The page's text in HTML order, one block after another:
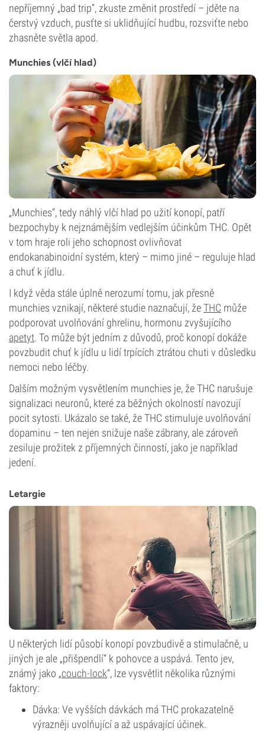
nepříjemný „bad trip“, zkuste změnit prostředí – jděte na
čerstvý vzduch, pusťte si uklidňující hudbu, rozsviťte nebo
zhasněte světla apod.
Munchies (vlčí hlad)
„Munchies“, tedy náhlý vlčí hlad po užití konopí, patří
bezpochyby k nejznámějším vedlejším účinkům THC. Opět
v tom hraje roli jeho schopnost ovlivňovat
endokanabinoidní systém, který – mimo jiné – reguluje hlad
a chuť k jídlu.
I když věda stále úplně nerozumí tomu, jak přesně
munchies vznikají, některé studie naznačují, žeTHC může
podporovat uvolňování ghrelinu, hormonu zvyšujícího
apetyt. To může být jedním z důvodů, proč konopí dokáže
povzbudit chuť k jídlu u lidí trpících ztrátou chuti v důsledku
nemoci nebo léčby.
Dalším možným vysvětlením munchies je, že THC narušuje
signalizaci neuronů, které za běžných okolností navozují
pocit sytosti. Ukázalo se také, že THC stimuluje uvolňování
dopaminu – ten nejen snižuje naše zábrany, ale zároveň
zesiluje prožitek z příjemných činností, jako je například
jedení.
Letargie
U některých lidí působí konopí povzbudivě a stimulačně, u
jiných je ale „přišpendlí“ k pohovce a uspává. Tento jev,
známý jako „couch-lock“, lze vysvětlit několika různými
faktory:
Dávka: Ve vyšších dávkách má THC prokazatelně
výrazněji uvolňující a až uspávající účinek.